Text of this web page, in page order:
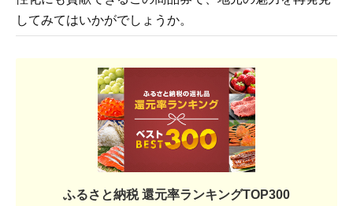
してみてはいかがでしょうか。
ふるさと納税 還元率ランキングTOP300